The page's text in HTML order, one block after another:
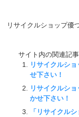
リサイクルショップ優
サイト内の関連記事
リサイクルシ
せ下さい！
リサイクルシ
かせ下さい！
「リサイクル